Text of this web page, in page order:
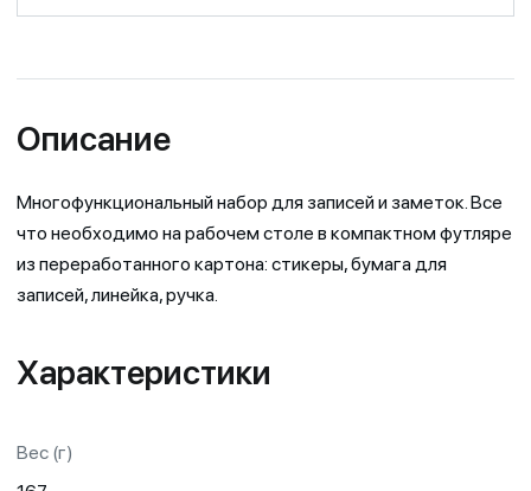
Описание
Многофункциональный набор для записей и заметок. Все
что необходимо на рабочем столе в компактном футляре
из переработанного картона: стикеры, бумага для
записей, линейка, ручка.
Характеристики
Вес (г)